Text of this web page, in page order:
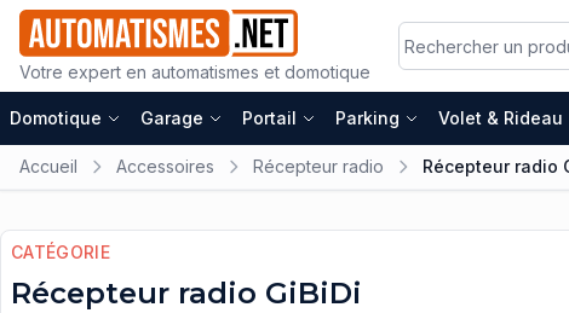
Votre expert en automatismes et domotique
Domotique Garage Portail Parking Volet & Rideau
Accueil Accessoires Récepteur radio Récepteur radio
CATÉGORIE
Récepteur radio GiBiDi